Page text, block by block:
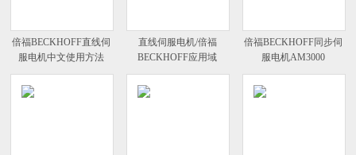
倍福BECKHOFF直线伺
服电机中文使用方法
直线伺服电机/倍福
BECKHOFF应用域
倍福BECKHOFF同步伺
服电机AM3000